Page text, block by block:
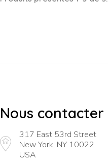
Nous contacter
317 East 53rd Street
New York, NY 10022
USA